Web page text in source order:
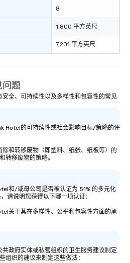
8
1,800 平方英尺
7,201 平方英尺
题
全、可持续性以及多样性和包容性的常见
Hotel的可持续性或社会影响目标/策略的评
和转移废物（即塑料、纸张、纸板等）的
转移废物的策略。
和/或母公司是否被认证为 51% 的多元化
请说明您获得以下哪一项认证：
关于其在多样性、公平和包容性方面的承
政府实体或私营组织的卫生服务建议制定
组织的建议来制定这些做法：